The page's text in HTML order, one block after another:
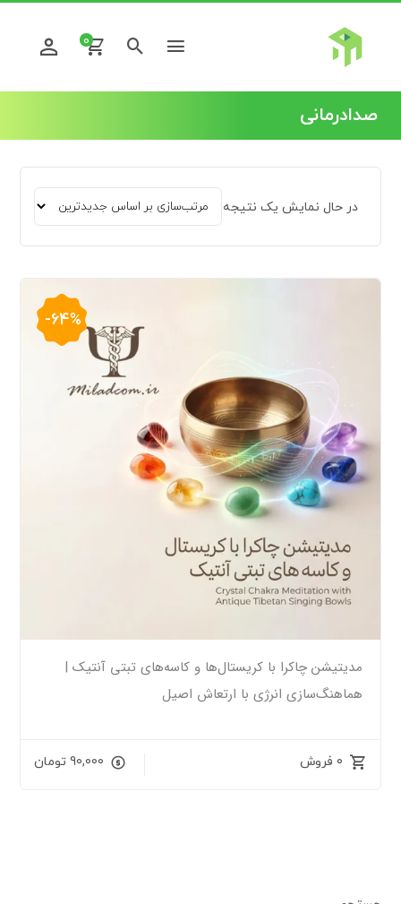
0
صدادرمانی
در حال نمایش یک نتیجه
-64%
مدیتیشن چاکرا با کریستال‌ها و کاسه‌های تبتی آنتیک |
هماهنگ‌سازی انرژی با ارتعاش اصیل
0 فروش 90,000 تومان